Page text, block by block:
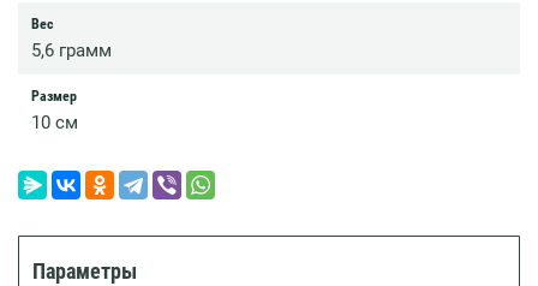
Вес
5,6 грамм
Размер
10 см
Параметры